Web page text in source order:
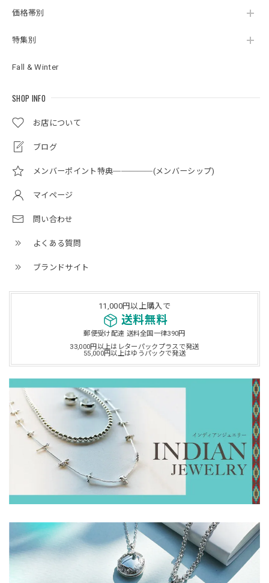
価格帯別
特集別
Fall & Winter
SHOP INFO
お店について
ブログ
メンバーポイント特典─────(メンバーシップ)
マイページ
問い合わせ
よくある質問
ブランドサイト
11,000円以上購入で
送料無料
郵便受け配達 送料全国一律390円
33,000円以上はレターパックプラスで発送
55,000円以上はゆうパックで発送